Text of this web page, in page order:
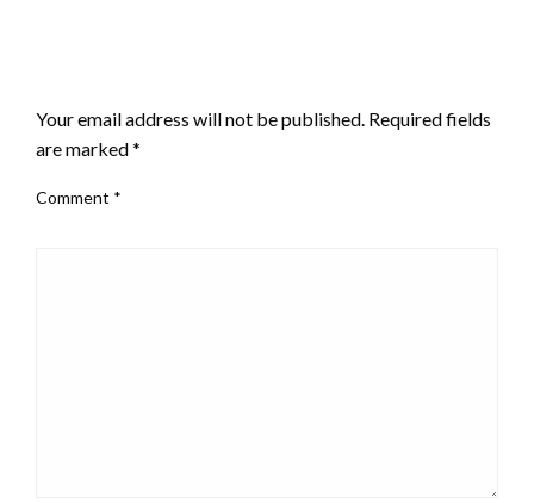
Your email address will not be published. Required fields
are marked*
Comment *